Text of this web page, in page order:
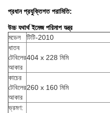
প্রধান প্রযুক্তিগত পরামিতি:
উচ্চ যথার্থ ইমেজ পরিমাপ যন্ত্র
মডেল
টিটি-2010
ধাতব
টেবিলের
আকার
404 x 228 মিমি
কাচের
টেবিলের
আকার
260 x 160 মিমি
ভ্রমণ: